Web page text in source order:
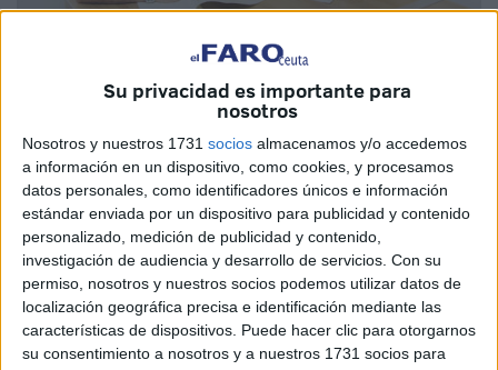
Su privacidad es importante para
nosotros
Nosotros y nuestros 1731 socios almacenamos y/o accedemos
a información en un dispositivo, como cookies, y procesamos
datos personales, como identificadores únicos e información
estándar enviada por un dispositivo para publicidad y contenido
personalizado, medición de publicidad y contenido,
investigación de audiencia y desarrollo de servicios. Con su
permiso, nosotros y nuestros socios podemos utilizar datos de
localización geográfica precisa e identificación mediante las
características de dispositivos. Puede hacer clic para otorgarnos
su consentimiento a nosotros y a nuestros 1731 socios para
Imagen de archivo
La Consejería de Educación y Cultura del Gobierno de
Ceuta ha acordado con laFampa ‘Cuatro Culturas’
suscribir una adenda que permitirá añadir a su convenio
de colaboración de este año, presupuestado
inicialmente en 107.000 euros, otros 73.000 para “la
ampliación [hasta fin de 2022] delprograma de